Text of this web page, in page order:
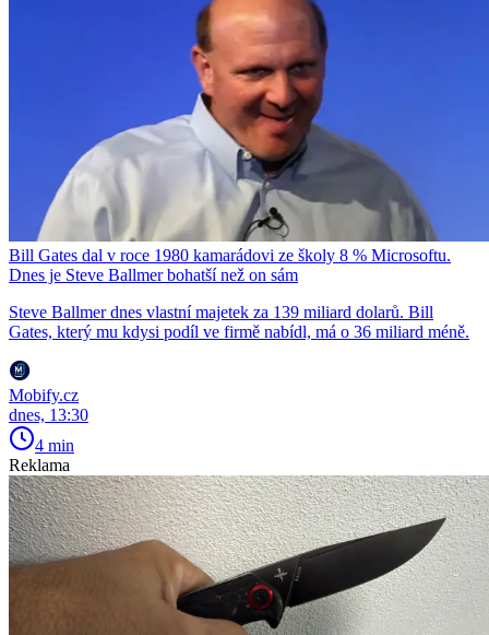
Bill Gates dal v roce 1980 kamarádovi ze školy 8 % Microsoftu.
Dnes je Steve Ballmer bohatší než on sám
Steve Ballmer dnes vlastní majetek za 139 miliard dolarů. Bill
Gates, který mu kdysi podíl ve firmě nabídl, má o 36 miliard méně.
Mobify.cz
dnes, 13:30
4 min
Reklama